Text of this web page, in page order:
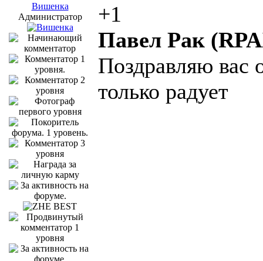
Вишенка
Администратор
+1
Павел Рак
Поздравляю вас
только радует